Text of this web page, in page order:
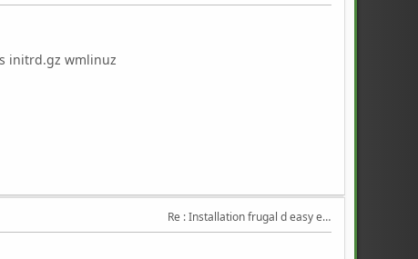
initrd.gz wmlinuz
Re : Installation frugal d easy et triton